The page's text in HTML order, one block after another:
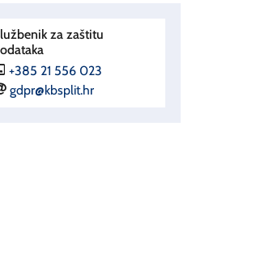
za zaštitu
+385 21 556 023
gdpr@kbsplit.hr